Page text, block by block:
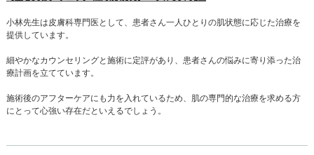
小林先生は皮膚科専門医として、患者さん一人ひとりの肌状態に応じた治療を
提供しています。
細やかなカウンセリングと施術に定評があり、患者さんの悩みに寄り添った治
療計画を立てています。
施術後のアフターケアにも力を入れているため、肌の専門的な治療を求める方
にとって心強い存在だといえるでしょう。